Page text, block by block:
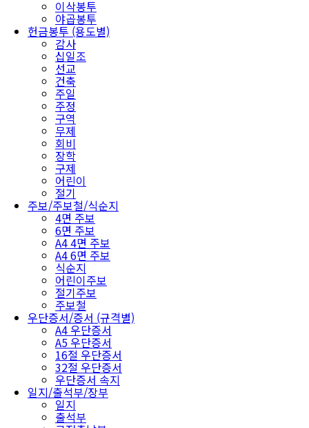
이삭봉투
야곱봉투
헌금봉투 (용도별)
감사
십일조
선교
건축
주일
주정
구역
무제
회비
장학
구제
어린이
절기
주보/주보철/식순지
4면 주보
6면 주보
A4 4면 주보
A4 6면 주보
식순지
어린이주보
절기주보
주보철
우단증서/증서 (규격별)
A4 우단증서
A5 우단증서
16절 우단증서
32절 우단증서
우단증서 속지
일지/출석부/장부
일지
출석부